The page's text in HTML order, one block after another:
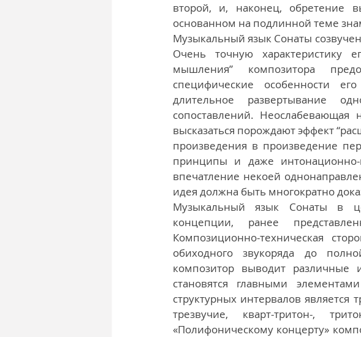
второй, и, наконец, обретение
основанном на подлинной теме
Музыкальный язык Сонаты
Очень точную характеристику
мышления” композитора
специфические особенности
длительное развертывание
сопоставлений. Неослабевающая
высказаться порождают эффект
произведения в произведение
принципы и даже интонационно-
впечатление некоей
идея должна быть многократно
Музыкальный язык Сонаты в
концепции, ранее
Композиционно-техническая
обиходного звукоряда до
композитор выводит различные
становятся главными
структурных интервалов
трезвучие, кварт-тритон-,
«Полифоническому концерту»